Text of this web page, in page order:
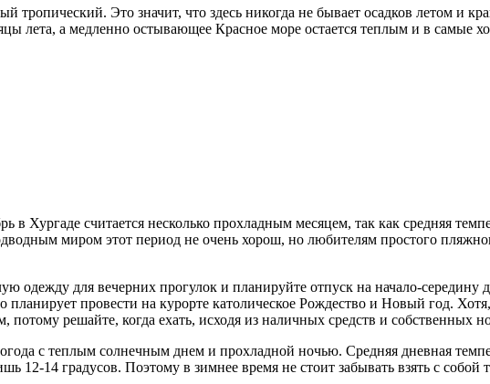
тропический. Это значит, что здесь никогда не бывает осадков летом и
лета, а медленно остывающее Красное море остается теплым и в самые
в Хургаде считается несколько прохладным месяцем, так как средняя
миром этот период не очень хорош, но любителям простого
одежду для вечерних прогулок и планируйте отпуск на начало-
планирует провести на курорте католическое Рождество и Новый год.
потому решайте, когда ехать, исходя из наличных средств и собственных
с теплым солнечным днем и прохладной ночью. Средняя дневная
12-14 градусов. Поэтому в зимнее время не стоит забывать взять с